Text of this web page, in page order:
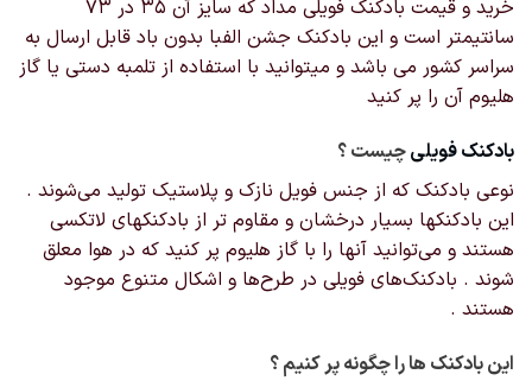
خرید و قیمت بادکنک فویلی مداد که سایز آن 35 در 73
سانتیمتر است و این بادکنک جشن الفبا بدون باد قابل ارسال به
سراسر کشور می باشد و میتوانید با استفاده از تلمبه دستی یا گاز
هلیوم آن را پر کنید
بادکنک‌ فویلیچیست ؟
نوعی بادکنک که از جنس فویل نازک و پلاستیک تولید می‌شوند .
این بادکنکها بسیار درخشان و مقاوم تر از بادکنکهای لاتکسی
هستند و می‌توانید آنها را با گاز هلیوم پر کنید که در هوا معلق
شوند . بادکنک‌های فویلی در طرح‌ها و اشکال‌ متنوع موجود
هستند .
این بادکنک ها را چگونه پر کنیم ؟